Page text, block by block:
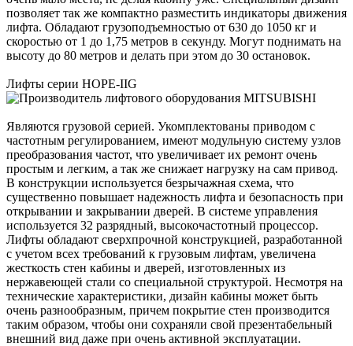
позволяет так же компактно разместить индикаторы движения
лифта. Обладают грузоподъемностью от 630 до 1050 кг и
скоростью от 1 до 1,75 метров в секунду. Могут поднимать на
высоту до 80 метров и делать при этом до 30 остановок.
Лифты серии HOPE-IIG
Являются грузовой серией. Укомплектованы приводом с
частотным регулированием, имеют модульную систему узлов
преобразования частот, что увеличивает их ремонт очень
простым и легким, а так же снижает нагрузку на сам привод.
В конструкции используется безрычажная схема, что
существенно повышает надежность лифта и безопасность при
открывании и закрывании дверей. В системе управления
используется 32 разрядный, высокочастотный процессор.
Лифты обладают сверхпрочной конструкцией, разработанной
с учетом всех требований к грузовым лифтам, увеличена
жесткость стен кабины и дверей, изготовленных из
нержавеющей стали со специальной структурой. Несмотря на
технические характеристики, дизайн кабины может быть
очень разнообразным, причем покрытие стен производится
таким образом, чтобы они сохраняли свой презентабельный
внешний вид даже при очень активной эксплуатации.